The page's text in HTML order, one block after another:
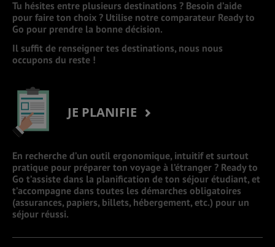
Tu hésites entre plusieurs destinations ? Besoin d’aide
pour faire ton choix ? Utilise notre comparateur Ready to
Go pour prendre la bonne décision.
Il suffit de renseigner tes destinations, nous nous
occupons du reste !
JE PLANIFIE
En recherche d’un outil ergonomique, intuitif et surtout
pratique pour préparer ton voyage à l’étranger ? Ready to
Go t’assiste dans la planification de ton séjour étudiant, et
t’accompagne dans toutes les démarches obligatoires
(assurances, papiers, billets, hébergement, etc.) pour un
séjour réussi.